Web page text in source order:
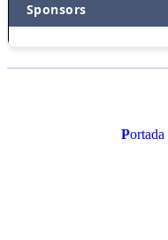
Sponsors
Portada|